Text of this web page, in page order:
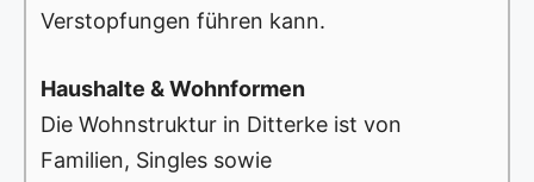
Verstopfungen führen kann.
Haushalte & Wohnformen
Die Wohnstruktur in Ditterke ist von
Familien, Singles sowie